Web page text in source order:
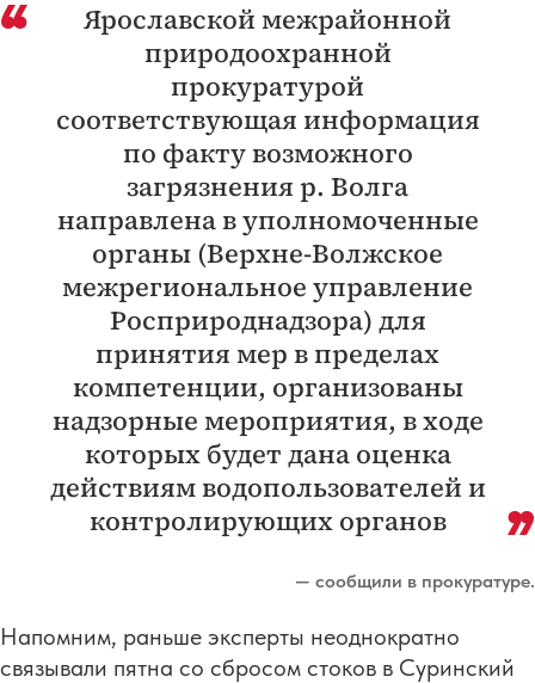
Ярославской межрайонной
природоохранной
прокуратурой
соответствующая информация
по факту возможного
загрязнения р. Волга
направлена в уполномоченные
органы (Верхне-Волжское
межрегиональное управление
Росприроднадзора) для
принятия мер в пределах
компетенции, организованы
надзорные мероприятия, в ходе
которых будет дана оценка
действиям водопользователей и
контролирующих органов
— сообщили в прокуратуре.
Напомним, раньше эксперты неоднократно
связывали пятна со сбросом стоков в Суринский